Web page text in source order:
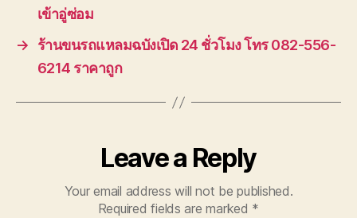
เข้าอู่ซ่อม
→
ร้านขนรถแหลมฉบังเปิด 24 ชั่วโมง โทร 082-556-
6214 ราคาถูก
Leave a Reply
Your email address will not be published.
Required fields are marked *